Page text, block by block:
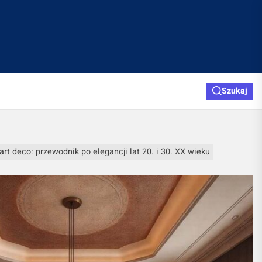
Szukaj
deco: przewodnik po elegancji lat 20. i 30. XX wieku